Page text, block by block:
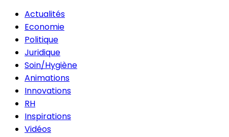
Actualités
Economie
Politique
Juridique
Soin/Hygiène
Animations
Innovations
RH
Inspirations
Vidéos